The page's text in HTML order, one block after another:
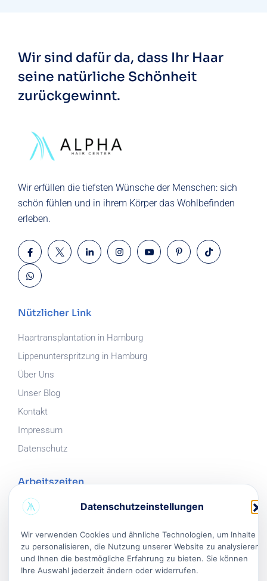
Datenschutzeinstellungen
Wir verwenden Cookies und ähnliche Technologien, um Inhalte
zu personalisieren, die Nutzung unserer Website zu analysieren
und Ihnen die bestmögliche Erfahrung zu bieten. Sie können
Ihre Auswahl jederzeit ändern oder widerrufen.
Wir sind dafür da, dass Ihr Haar
seine natürliche Schönheit
zurückgewinnt.
Wir erfüllen die tiefsten Wünsche der Menschen: sich
schön fühlen und in ihrem Körper das Wohlbefinden
erleben.
Nützlicher Link
Haartransplantation in Hamburg
Lippenunterspritzung in Hamburg
Über Uns
Unser Blog
Kontakt
Impressum
Datenschutz
Arbeitszeiten
Mo.- -17:30
Sonntag: Geschlossen
Unsere Adresse